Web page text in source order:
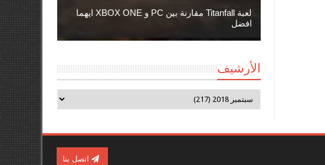
لعبة Titanfall مقارنة بين PC و XBOX ONE ايهما
افضل
الأرشيف
اتصل بنا